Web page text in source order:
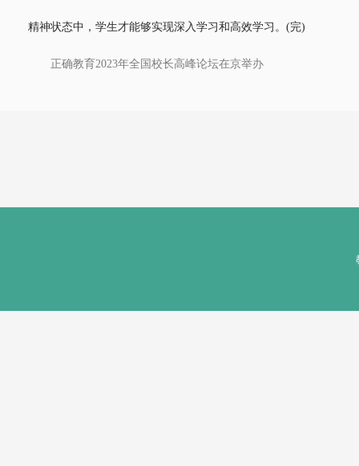
精神状态中，学生才能够实现深入学习和高效学习。(完)
正确教育2023年全国校长高峰论坛在京举办